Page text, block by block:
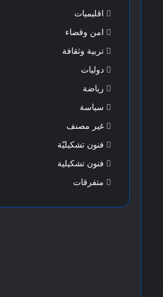
اقليميات
امن وقضاء
تربية وثقافة
دوليات
رياضة
سياسة
غير مصنف
فنون تشكيليّة
فنون تشكيلية
متفرقات